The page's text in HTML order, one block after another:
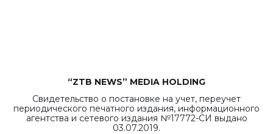
“ZTB NEWS” MEDIA HOLDING
Свидетельство о постановке на учет, переучет
периодического печатного издания, информационного
агентства и сетевого издания №17772-СИ выдано
03.07.2019.